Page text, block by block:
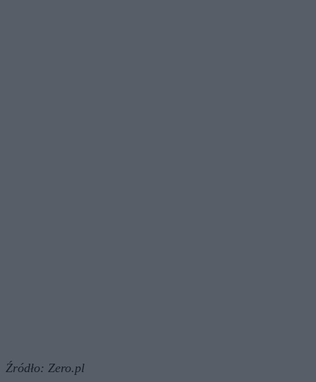
Źródło: Zero.pl